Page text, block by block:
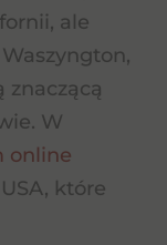
ale
znaczącą
W
online
które